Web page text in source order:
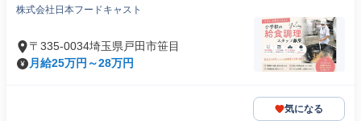
株式会社日本フードキャスト
〒335-0034埼玉県戸田市笹目
月給25万円～28万円
気になる